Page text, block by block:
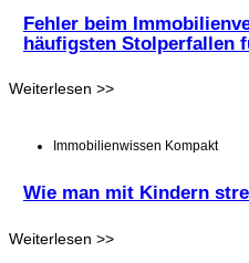
Fehler beim
häufigsten Stolperfallen
Weiterlesen >>
Immobilienwissen Kompakt
Wie man mit Kindern
Weiterlesen >>